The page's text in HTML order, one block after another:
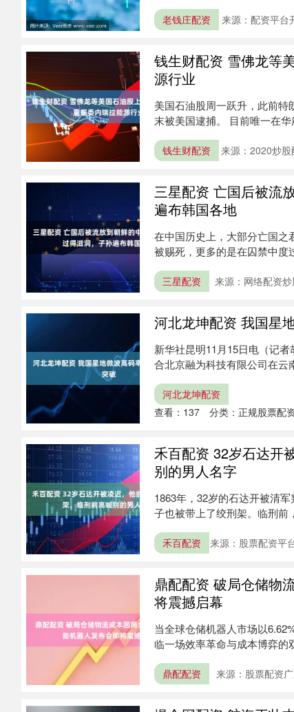
老钱庄配资 来源：配资平台
钱生财配资 雪佛龙等
源行业
美国石油股周一跃升，此前
末被美国逮捕。 目前唯一在
钱生财配资 来源：2020炒股
三星配资 亡国后被流
遍布韩国各地
在中国历史上，大部分亡国之
被赐死，更多的是在囚禁中度
三星配资 来源：网络配资炒
河北龙坤配资 我国星
新华社昆明11月15日电（记
合北京融为科技有限公司在
河北龙坤配资
查看： 137 分类： 正规股票配
禾百配资 32岁石达开
别的男人名字
1863年，32岁的石达开被清
子也被带上了绞刑架。临刑
禾百配资 来源：股票配资平
鼎配配资 破局仓储物
将震撼启幕
当全球仓储机器人市场以
临一场效率革命与成本博弈的
鼎配配资 来源：股票配资